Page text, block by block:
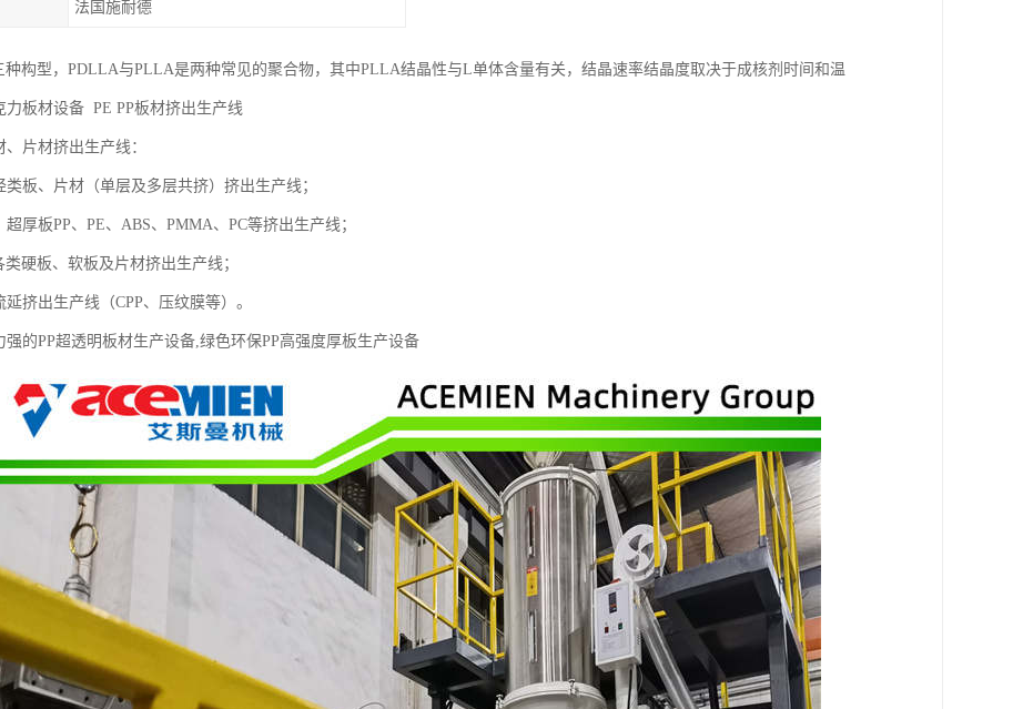
法国施耐德
种构型，PDLLA与PLLA是两种常见的聚合物，其中PLLA结晶性与L单体含量有关，结晶速率结晶度取决于成核剂时间和温
力板材设备 PE PP板材挤出生产线
、片材挤出生产线：
板、片材（单层及多层共挤）挤出生产线；
厚板PP、PE、ABS、PMMA、PC等挤出生产线；
硬板、软板及片材挤出生产线；
挤出生产线（CPP、压纹膜等）。
强的PP超透明板材生产设备,绿色环保PP高强度厚板生产设备